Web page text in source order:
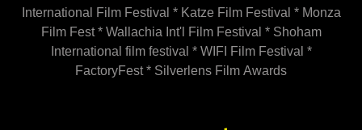
International Film Festival * Katze Film Festival * Monza
Film Fest * Wallachia Int'l Film Festival * Shoham
International film festival * WIFI Film Festival *
FactoryFest * Silverlens Film Awards